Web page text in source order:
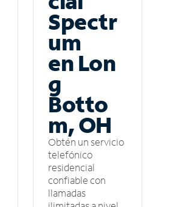
Spectr
um
en Lon
g
Botto
m, OH
Obtén un servicio
telefónico
residencial
confiable con
llamadas